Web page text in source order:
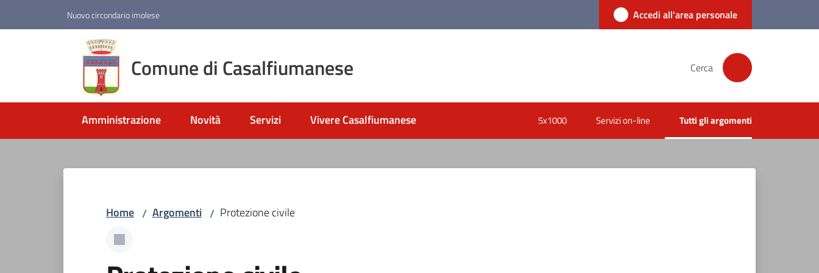
Nuovo circondario imolese Accedi all'area personale
Comune di Casalfiumanese Cerca
Amministrazione Novità Servizi Vivere Casalfiumanese 5x1000 Servizi on-line Tutti gli argomenti
Menu selezionato
Home / Argomenti / Protezione civile